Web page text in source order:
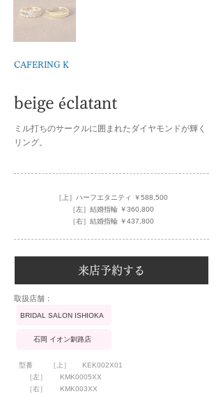
CAFERING K
beige éclatant
ミル打ちのサークルに囲まれたダイヤモンドが輝く
リング。
［上］ハーフエタニティ ￥588,500
［左］結婚指輪 ￥360,800
［右］結婚指輪 ￥437,800
来店予約する
​取扱店舗：
BRIDAL SALON ISHIOKA
石岡 イオン釧路店
型番 ［上］
KEK002X01
［左］
［右］
KMK0005XX
KMK003XX